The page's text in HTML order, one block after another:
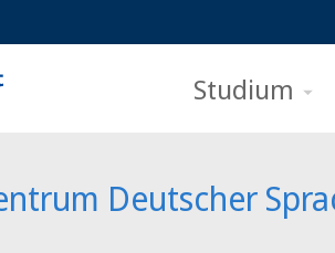
Studium
Deutscher